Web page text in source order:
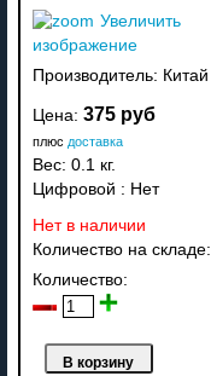
Увеличить
изображение
Производитель: Китай
Цена: 375 руб
плюс доставка
Вес: 0.1 кг.
Цифровой : Нет
Нет в наличии
Количество на складе:
Количество: